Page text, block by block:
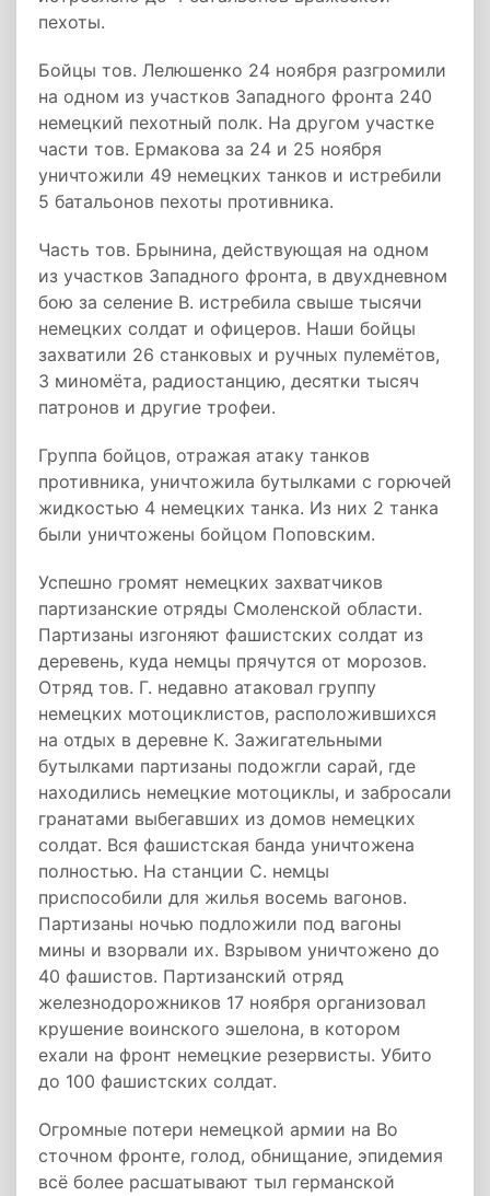
пехоты.
Бойцы тов. Лелюшенко 24 ноября разгромили
на одном из участков Западного фронта 240
немецкий пехотный полк. На другом участке
части тов. Ермакова за 24 и 25 ноября
уничтожили 49 немецких танков и истребили
5 батальонов пехоты противника.
Часть тов. Брынина, действующая на одном
из участков Западного фронта, в двухдневном
бою за селение В. истребила свыше тысячи
немецких солдат и офицеров. Наши бойцы
захватили 26 станковых и ручных пулемётов,
3 миномёта, радиостанцию, десятки тысяч
патронов и другие трофеи.
Группа бойцов, отражая атаку танков
противника, уничтожила бутылками с горючей
жидкостью 4 немецких танка. Из них 2 танка
были уничтожены бойцом Поповским.
Успешно громят немецких захватчиков
партизанские отряды Смоленской области.
Партизаны изгоняют фашистских солдат из
деревень, куда немцы прячутся от морозов.
Отряд тов. Г. недавно атаковал группу
немецких мотоциклистов, расположившихся
на отдых в деревне К. Зажигательными
бутылками партизаны подожгли сарай, где
находились немецкие мотоциклы, и забросали
гранатами выбегавших из домов немецких
солдат. Вся фашистская банда уничтожена
полностью. На станции С. немцы
приспособили для жилья восемь вагонов.
Партизаны ночью подложили под вагоны
мины и взорвали их. Взрывом уничтожено до
40 фашистов. Партизанский отряд
железнодорожников 17 ноября организовал
крушение воинского эшелона, в котором
ехали на фронт немецкие резервисты. Убито
до 100 фашистских солдат.
Огромные потери немецкой армии на Во
сточном фронте, голод, обнищание, эпидемия
всё более расшатывают тыл германской